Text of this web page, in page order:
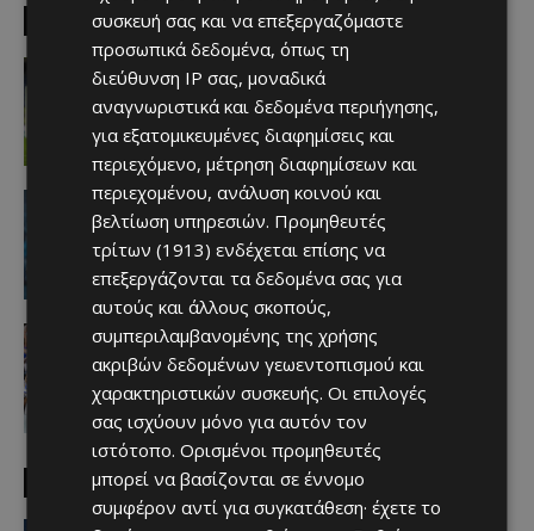
EDITOR PICKS
Αθλητικά - Επικαιρότητα
Κλείνει τον Nassim Ouammou
Afentiko - 10/08/2026
Απόλλων
Αντίστροφη μέτρηση για το… φιρμάνι
για Ασόρο
09/08/2026
Απόλλων
Μεγάλη η «δίψα» του κόσμου – Το
γήπεδο θα φορέσει τα… ευρωπαϊκά
του
Afentiko - 07/08/2026
MUST READ
συσκευή σας και να επεξεργαζόμαστε
προσωπικά δεδομένα, όπως τη
διεύθυνση IP σας, μοναδικά
αναγνωριστικά και δεδομένα περιήγησης,
για εξατομικευμένες διαφημίσεις και
περιεχόμενο, μέτρηση διαφημίσεων και
περιεχομένου, ανάλυση κοινού και
βελτίωση υπηρεσιών. Προμηθευτές
τρίτων (1913) ενδέχεται επίσης να
επεξεργάζονται τα δεδομένα σας για
αυτούς και άλλους σκοπούς,
συμπεριλαμβανομένης της χρήσης
ακριβών δεδομένων γεωεντοπισμού και
χαρακτηριστικών συσκευής. Οι επιλογές
σας ισχύουν μόνο για αυτόν τον
ιστότοπο. Ορισμένοι προμηθευτές
μπορεί να βασίζονται σε έννομο
συμφέρον αντί για συγκατάθεση· έχετε το